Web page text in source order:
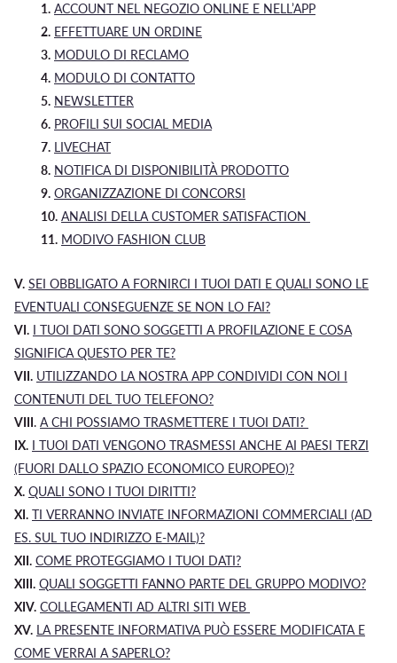
1. ACCOUNT NEL NEGOZIO ONLINE E NELL’APP
2. EFFETTUARE UN ORDINE
3. MODULO DI RECLAMO
4. MODULO DI CONTATTO
5. NEWSLETTER
6. PROFILI SUI SOCIAL MEDIA
7. LIVECHAT
8. NOTIFICA DI DISPONIBILITÀ PRODOTTO
9. ORGANIZZAZIONE DI CONCORSI
10. ANALISI DELLA CUSTOMER SATISFACTION
11. MODIVO FASHION CLUB
V. SEI OBBLIGATO A FORNIRCI I TUOI DATI E QUALI SONO LE
EVENTUALI CONSEGUENZE SE NON LO FAI?
VI. I TUOI DATI SONO SOGGETTI A PROFILAZIONE E COSA
SIGNIFICA QUESTO PER TE?
VII. UTILIZZANDO LA NOSTRA APP CONDIVIDI CON NOI I
CONTENUTI DEL TUO TELEFONO?
VIII. A CHI POSSIAMO TRASMETTERE I TUOI DATI?
IX. I TUOI DATI VENGONO TRASMESSI ANCHE AI PAESI TERZI
(FUORI DALLO SPAZIO ECONOMICO EUROPEO)?
X. QUALI SONO I TUOI DIRITTI?
XI. TI VERRANNO INVIATE INFORMAZIONI COMMERCIALI (AD
ES. SUL TUO INDIRIZZO E-MAIL)?
XII. COME PROTEGGIAMO I TUOI DATI?
XIII. QUALI SOGGETTI FANNO PARTE DEL GRUPPO MODIVO?
XIV. COLLEGAMENTI AD ALTRI SITI WEB
XV. LA PRESENTE INFORMATIVA PUÒ ESSERE MODIFICATA E
COME VERRAI A SAPERLO?